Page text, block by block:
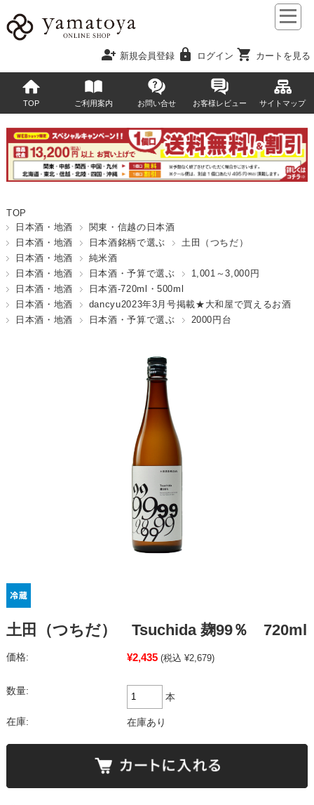
person_add 新規会員登録 lock ログイン shopping_cart カートを見る
TOP ご利用案内 お問い合せ お客様レビュー サイトマップ
TOP
日本酒・地酒
関東・信越の日本酒
日本酒・地酒
日本酒銘柄で選ぶ
土田（つちだ）
日本酒・地酒
純米酒
日本酒・地酒
日本酒・予算で選ぶ
1,001～3,000円
日本酒・地酒
日本酒-720ml・500ml
日本酒・地酒
dancyu2023年3月号掲載★大和屋で買えるお酒
日本酒・地酒
日本酒・予算で選ぶ 2000円台
土田（つちだ） Tsuchida 麹99％ 720ml
価格: ¥2,435 (税込 ¥2,679)
数量:
本
在庫: 在庫あり